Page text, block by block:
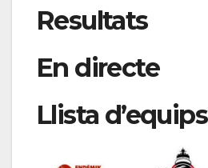
Resultats
En directe
Llista d’equips